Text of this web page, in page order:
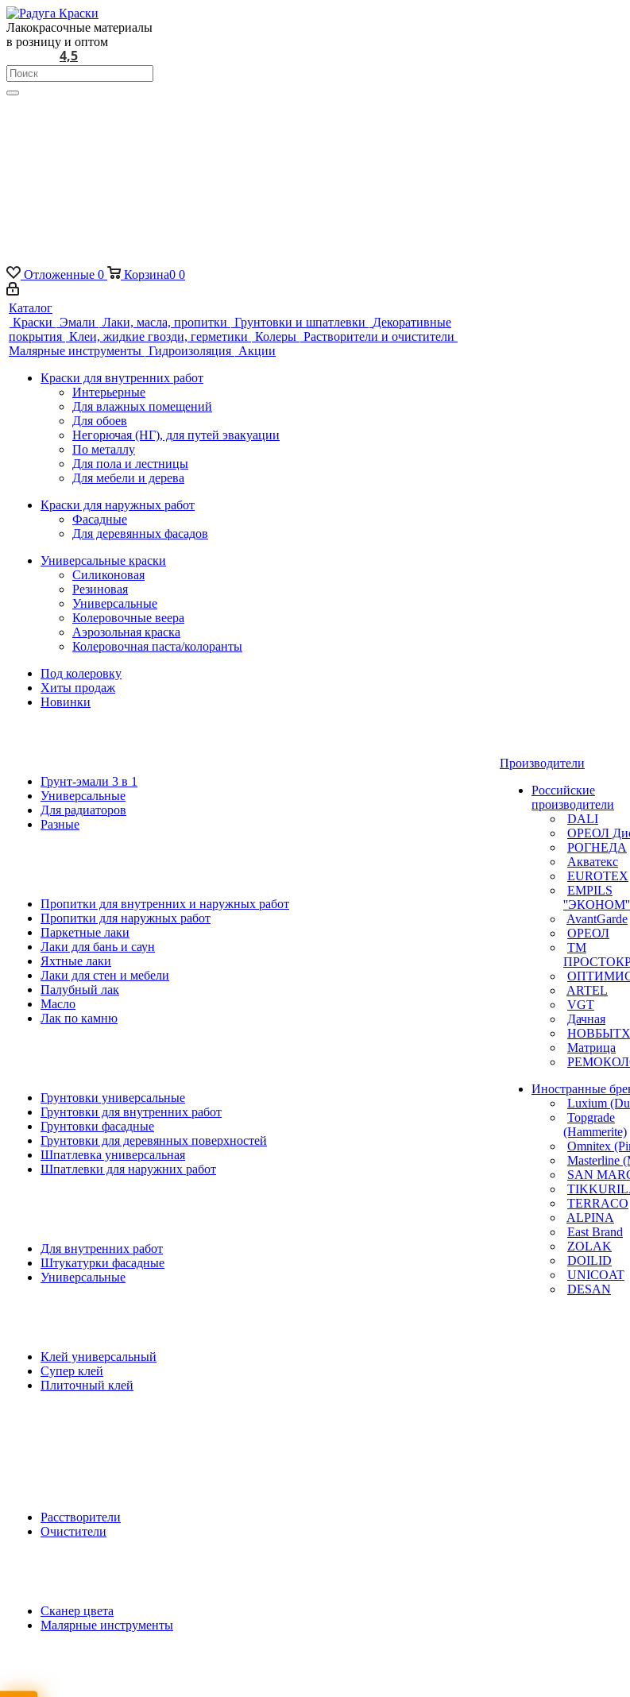
Лакокрасочные материалы
в розницу и оптом
4,5
Отложенные 0 Корзина0 0
Каталог
Краски Эмали Лаки, масла, пропитки Грунтовки и шпатлевки
Декоративные
покрытия Клеи, жидкие гвозди, герметики Колеры Растворители и очистители
Малярные инструменты Гидроизоляция Акции
Краски для внутренних работ
Интерьерные
Для влажных помещений
Для обоев
Негорючая (НГ), для путей эвакуации
По металлу
Для пола и лестницы
Для мебели и дерева
Краски для наружных работ
Фасадные
Для деревянных фасадов
Универсальные краски
Силиконовая
Резиновая
Универсальные
Колеровочные веера
Аэрозольная краска
Колеровочная паста/колоранты
Под колеровку
Хиты продаж
Новинки
Грунт-эмали 3 в 1
Универсальные
Для радиаторов
Разные
Пропитки для внутренних и наружных работ
Пропитки для наружных работ
Паркетные лаки
Лаки для бань и саун
Яхтные лаки
Лаки для стен и мебели
Палубный лак
Масло
Лак по камню
Грунтовки универсальные
Грунтовки для внутренних работ
Грунтовки фасадные
Грунтовки для деревянных поверхностей
Шпатлевка универсальная
Шпатлевки для наружних работ
Для внутренних работ
Штукатурки фасадные
Универсальные
Клей универсальный
Супер клей
Плиточный клей
Расстворители
Очистители
Сканер цвета
Малярные инструменты
Производители
Российские
производители
DALI
ОРЕОЛ
РОГНЕДА
Акватекс
EUROTEX
EMPILS
''ЭКОНОМ''
AvantGarde
ОРЕОЛ
ТМ
ARTEL
VGT
Дачная
Матрица
Иностранные
Luxium
Topgrade
(Hammerite)
Omnitex
Masterline
SAN
TERRACO
ALPINA
East Brand
ZOLAK
DOILID
UNICOAT
DESAN